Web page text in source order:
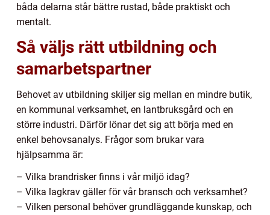
båda delarna står bättre rustad, både praktiskt och
mentalt.
Så väljs rätt utbildning och
samarbetspartner
Behovet av utbildning skiljer sig mellan en mindre butik,
en kommunal verksamhet, en lantbruksgård och en
större industri. Därför lönar det sig att börja med en
enkel behovsanalys. Frågor som brukar vara
hjälpsamma är:
– Vilka brandrisker finns i vår miljö idag?
– Vilka lagkrav gäller för vår bransch och verksamhet?
– Vilken personal behöver grundläggande kunskap, och